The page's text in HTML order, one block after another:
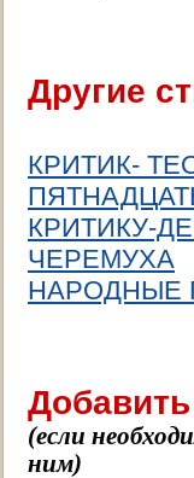
Другие
КРИТИК-
КРИТИКУ-
ЧЕРЕМУХА
НАРОДНЫЕ
(если
ним)